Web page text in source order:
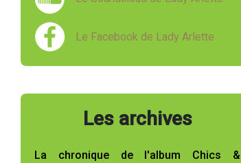
Le Facebook de Lady Arlette
Les archives
La chronique de l'album Chics &